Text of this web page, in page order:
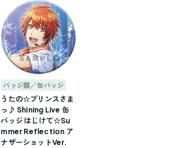
バッジ類／缶バッジ
うたの☆プリンスさま
っ♪ Shining Live 缶
バッジ はじけて☆Su
mmer Reflection ア
ナザーショットVer.